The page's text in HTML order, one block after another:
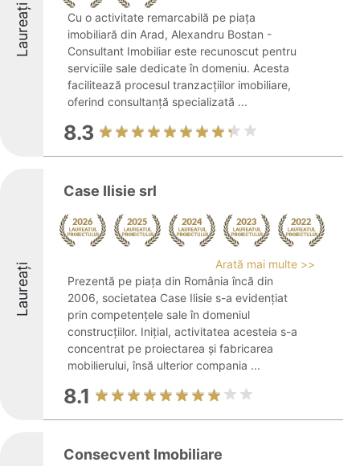
Laureați
Cu o activitate remarcabilă pe piața
imobiliară din Arad, Alexandru Bostan -
Consultant Imobiliar este recunoscut pentru
serviciile sale dedicate în domeniu. Acesta
facilitează procesul tranzacțiilor imobiliare,
oferind consultanță specializată ...
8.3
Laureați
Case Ilisie srl
Arată mai multe >>
Prezentă pe piața din România încă din
2006, societatea Case Ilisie s-a evidențiat
prin competențele sale în domeniul
construcțiilor. Inițial, activitatea acesteia s-a
concentrat pe proiectarea și fabricarea
mobilierului, însă ulterior compania ...
8.1
Consecvent Imobiliare